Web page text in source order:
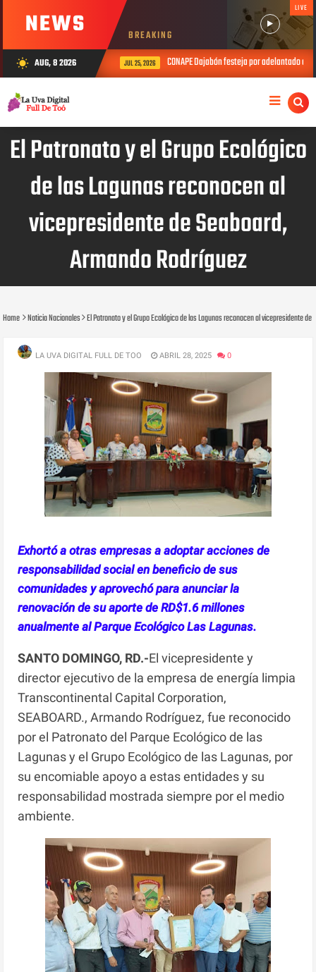
NEWS BREAKING
LIVE
wb_sunny AUG, 8 2026 JUL 25, 2026 CONAPE Dajabón festeja por adelantado el Día del
El Patronato y el Grupo Ecológico
de las Lagunas reconocen al
vicepresidente de Seaboard,
Armando Rodríguez
Home Noticia Nacionales El Patronato y el Grupo Ecológico de las Lagunas reconocen al vicepresidente de
LA UVA DIGITAL FULL DE TOO ABRIL 28, 2025 0
Exhortó a otras empresas a adoptar acciones de
responsabilidad social en beneficio de sus
comunidades y aprovechó para anunciar la
renovación de su aporte de RD$1.6 millones
anualmente al Parque Ecológico Las Lagunas.
SANTO DOMINGO, RD.-El vicepresidente y
director ejecutivo de la empresa de energía limpia
Transcontinental Capital Corporation,
SEABOARD., Armando Rodríguez, fue reconocido
por el Patronato del Parque Ecológico de las
Lagunas y el Grupo Ecológico de las Lagunas, por
su encomiable apoyo a estas entidades y su
responsabilidad mostrada siempre por el medio
ambiente.